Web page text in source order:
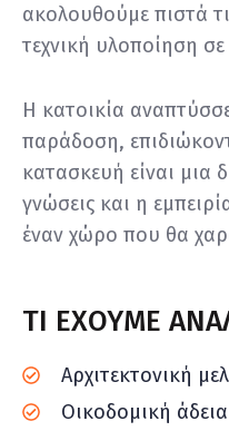
ακολουθούμε πιστά
τεχνική υλοποίηση
Η κατοικία
παράδοση,
κατασκευή είναι μια
γνώσεις και η
έναν χώρο που θα
ΤΙ ΕΧΟΥΜΕ
Αρχιτεκτονική
Οικοδομική άδεια